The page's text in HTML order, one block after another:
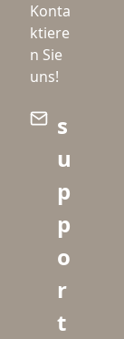
Konta
ktiere
n Sie
uns!
s
u
p
p
o
r
t